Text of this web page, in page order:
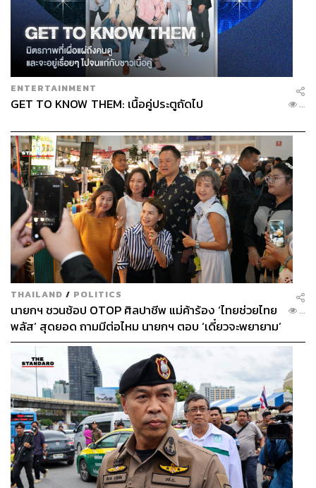
ความตั้งใจของร้านอาหารเอกมัยแห่งนี้ คืออยากนำเสนอ
อาหารไทยแบบยกระดับให้ดูดีและสวยงาม อาหารไทยที่ร้าน
จึงมีความพิเศษ ไม่ว่าจะเป็น ‘ต้มข่าไก่’ (240 บาท) ที่ถูกปาก
ทั้งคนไทยและต่างชาติ เพราะใช้ไก่ส่วนน่องติดสะโพกนำไป
กงฟี ที่เป็นเทคนิคการถนอมอาหารชนิดหนึ่งของชาวฝรั่งเศส
โดยการนำเนื้อสัตว์ไปตุ๋นในน้ำมันของเนื้อสัตว์ แต่ถึงแม้จะ
ใช้วิธีการทำด้วยน้ำมัน แต่ผลลัพธ์ที่ได้นั้นจะทำให้เนื้อมี
เลี่ยนเลย ส่วน ‘ผัดไทยกุ้งย่าง’ (280 บาท) จานนี้มีการผสม
ผสานอาหารต่างประเทศเข้ามาด้วย เป็นผัดไทยใส่แผ่นตอร์ติ
ญาที่ทอดเป็นกระทง เสิร์ฟคู่กับกุ้งเสียบไม้ย่าง จานนี้ก็เป็นอีก
หนึ่งจานที่ใครๆ ก็ชอบ ปิดท้ายด้วย ‘เสือร้องไห้’ (390 บาท)
โดยปกติแล้วเสือร้องไห้จะเป็นเนื้อส่วนที่เหนียว แต่ที่นี่เลือก
ใช้เนื้อเซอร์ลอยน์นำเข้า เลยเป็นเหมือนการเปิดมิติใหม่ของ
การกินเสือร้องไห้ที่คนรักเนื้อห้ามพลาด
คาโบนารา (320 บาท)
ENTERTAINMENT
GET TO KNOW THEM: เนื้อคู่ประตูถัดไป ...
THAILAND / POLITICS
นายกฯ ชวนช้อป OTOP ศิลปาชีพ แม่ค้าร้อง ‘ไทยช่วยไทย
พลัส’ สุดยอด ถามมีต่อไหม นายกฯ ตอบ ‘เดี๋ยวจะพยายาม’
...